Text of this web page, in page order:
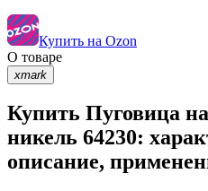
Купить на Ozon
О товаре
xmark
Купить Пуговица
никель 64230:
описание,